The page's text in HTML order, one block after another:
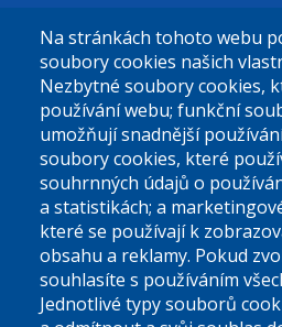
El. podatelna (bez el.
podatelna@praha9.cz
Úřední dny:
Po a St: 08.00-12.00;
Na stránkách tohoto webu
soubory cookies našich
Nezbytné soubory cookies,
používání webu; funkční
umožňují snadnější
soubory cookies, které
souhrnných údajů o
a statistikách; a
které se používají k
obsahu a reklamy. Pokud
souhlasíte s používáním
Jednotlivé typy souborů